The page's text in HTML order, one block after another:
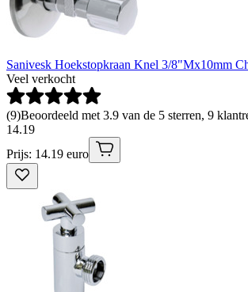
Sanivesk Hoekstopkraan Knel 3/8"Mx10mm
Veel verkocht
(9)Beoordeeld met 3.9 van de 5 sterren, 9
14.19
Prijs: 14.19 euro